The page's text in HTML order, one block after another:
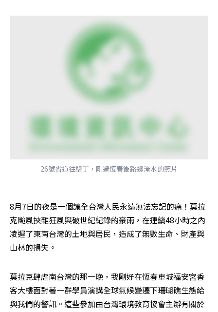
26號省道往墾丁，剛過恆春後路邊淹水的照片
8月7日的夜是一個讓全台灣人民永遠無法忘記的痛！莫拉
克颱風挾雜狂風與破世紀紀錄的豪雨，在連續48小時之內
凌遲了東南台灣的土地與居民，造成了無數生命、財產與
山林的損失。
莫拉克肆虐南台灣的那一晚，我剛好在恆春車城福安宮香
客大樓面對著一群學員演講全球氣候變遷下珊瑚礁生態給
與我們的警訊。這些參加由台灣環境教育協會主辦有關於